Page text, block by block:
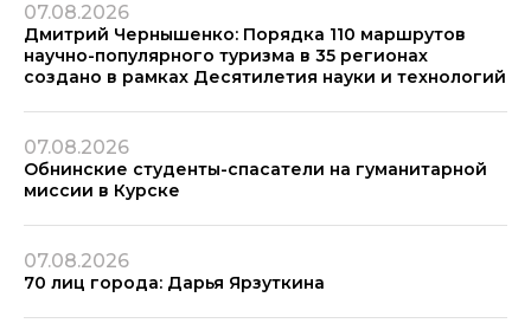
07.08.2026
Дмитрий Чернышенко: Порядка 110 маршрутов
научно-популярного туризма в 35 регионах
создано в рамках Десятилетия науки и технологий
07.08.2026
Обнинские студенты-спасатели на гуманитарной
миссии в Курске
07.08.2026
70 лиц города: Дарья Ярзуткина